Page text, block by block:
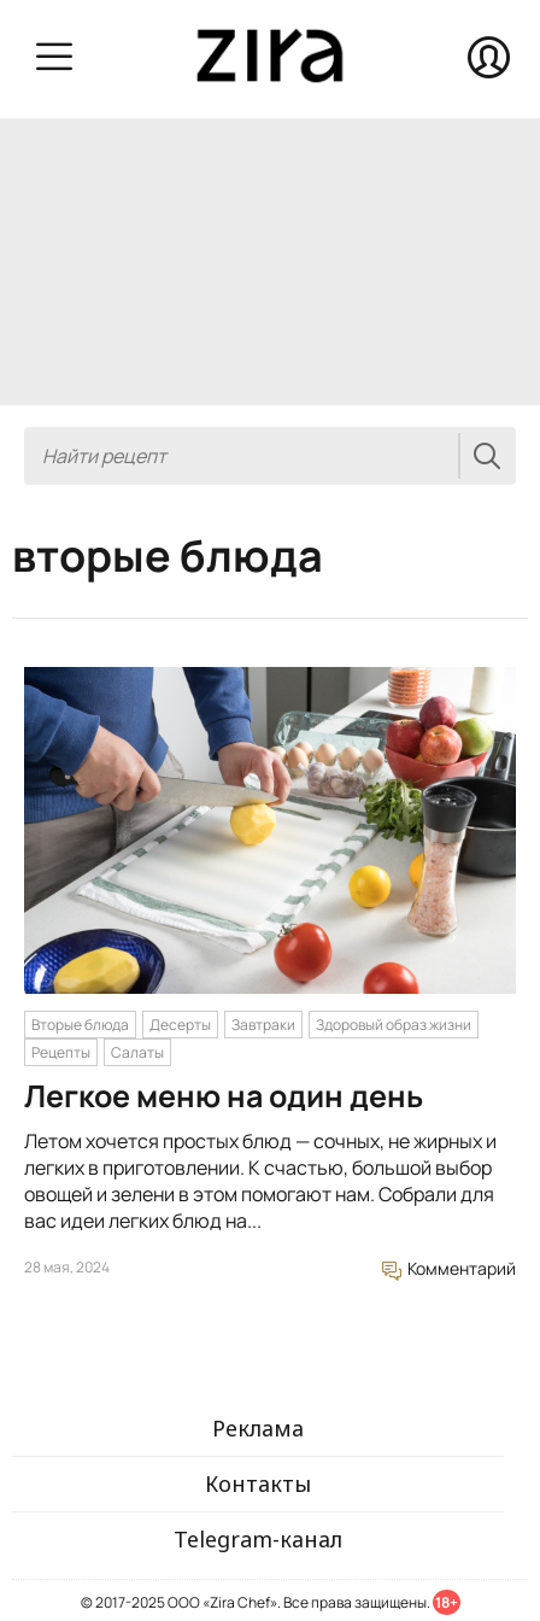
вторые блюда
Вторые блюда Десерты Завтраки
Здоровый образ жизни
Рецепты
Салаты
Легкое меню на один день
Летом хочется простых блюд — сочных, не жирных и
легких в приготовлении. К счастью, большой выбор
овощей и зелени в этом помогают нам. Собрали для
вас идеи легких блюд на...
28 мая, 2024 Комментарий
Реклама
Контакты
Telegram-канал
© 2017-2025 ООО «Zira Chef». Все права защищены. 18+